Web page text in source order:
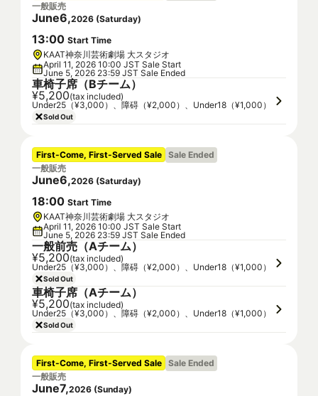
一般販売
June6,2026 (Saturday)
13:00 Start Time
KAAT神奈川芸術劇場 大スタジオ
April 11, 2026 10:00 JST Sale Start
June 5, 2026 23:59 JST Sale Ended
車椅子席（Bチーム）
¥5,200(tax included)
Under25（¥3,000）、障碍（¥2,000）、Under18（¥1,000）
Sold Out
First-Come, First-Served Sale Sale Ended
一般販売
June6,2026 (Saturday)
18:00 Start Time
KAAT神奈川芸術劇場 大スタジオ
April 11, 2026 10:00 JST Sale Start
June 5, 2026 23:59 JST Sale Ended
一般前売（Aチーム）
¥5,200(tax included)
Under25（¥3,000）、障碍（¥2,000）、Under18（¥1,000）
Sold Out
車椅子席（Aチーム）
¥5,200(tax included)
Under25（¥3,000）、障碍（¥2,000）、Under18（¥1,000）
Sold Out
First-Come, First-Served Sale Sale Ended
一般販売
June7,2026 (Sunday)